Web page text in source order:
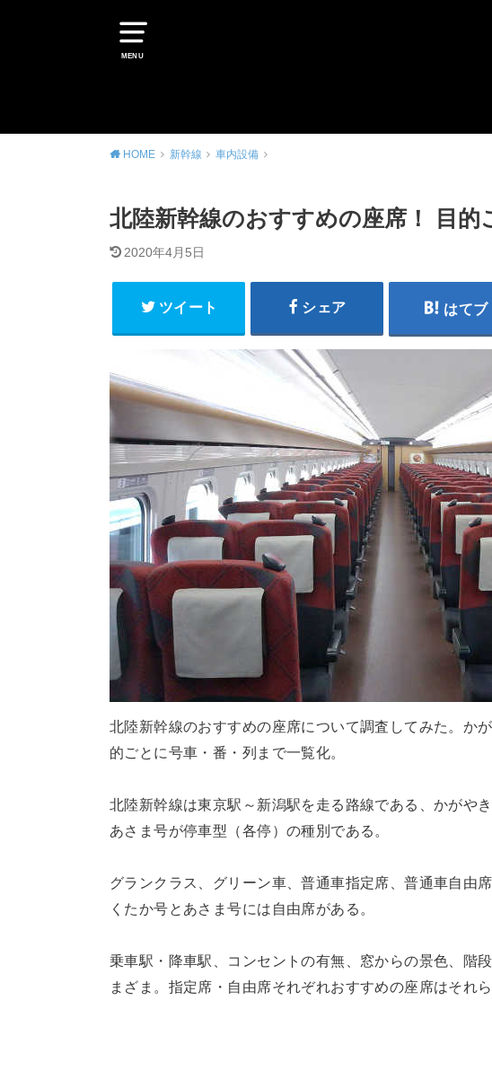
MENU
HOME 新幹線 車内設備
北陸新幹線のおすすめの座席！ 目的
2020年4月5日
ツイート シェア はてブ
北陸新幹線のおすすめの座席について調査してみた。か
的ごとに号車・番・列まで一覧化。
北陸新幹線は東京駅～新潟駅を走る路線である、かがや
あさま号が停車型（各停）の種別である。
グランクラス、グリーン車、普通車指定席、普通車自由
くたか号とあさま号には自由席がある。
乗車駅・降車駅、コンセントの有無、窓からの景色、階
まざま。指定席・自由席それぞれおすすめの座席はそれ